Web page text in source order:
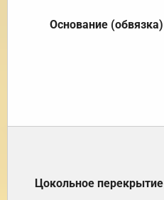
Основание (обвязка)
Цокольное перекрытие